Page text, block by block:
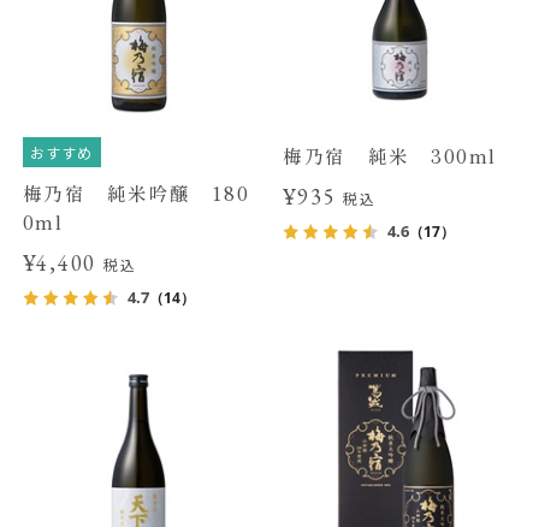
おすすめ
梅乃宿 純米吟醸 180
0ml
¥4,400税込
4.7（14）
梅乃宿 純米 300ml
¥935税込
4.6 （17）